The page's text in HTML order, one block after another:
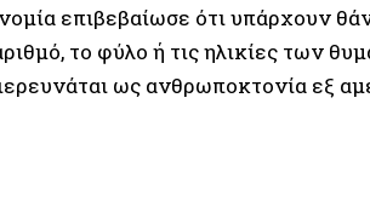
επιβεβαίωσε ότι υπάρχουν
το φύλο ή τις ηλικίες των
ως ανθρωποκτονία εξ